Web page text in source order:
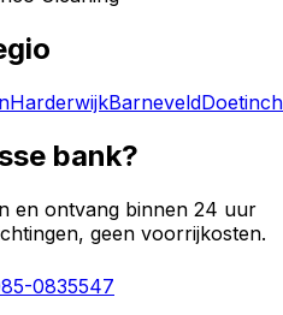
HarderwijkBarneveld
bank?
en ontvang binnen 24 uur
geen voorrijkosten.
0835547